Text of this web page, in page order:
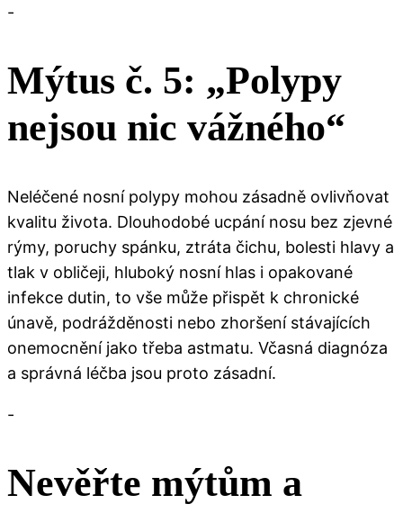
-
Mýtus č. 5: „Polypy
nejsou nic vážného“
Neléčené nosní polypy mohou zásadně ovlivňovat
kvalitu života. Dlouhodobé ucpání nosu bez zjevné
rýmy, poruchy spánku, ztráta čichu, bolesti hlavy a
tlak v obličeji, hluboký nosní hlas i opakované
infekce dutin, to vše může přispět k chronické
únavě, podrážděnosti nebo zhoršení stávajících
onemocnění jako třeba astmatu. Včasná diagnóza
a správná léčba jsou proto zásadní.
-
Nevěřte mýtům a